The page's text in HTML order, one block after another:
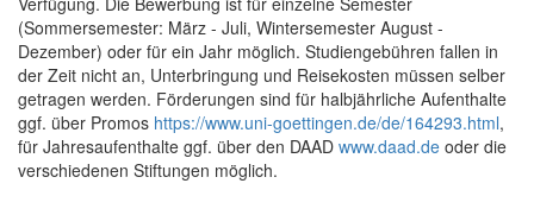
(Sommersemester: März - Juli, Wintersemester August -
Dezember) oder für ein Jahr möglich. Studiengebühren fallen in
der Zeit nicht an, Unterbringung und Reisekosten müssen selber
getragen werden. Förderungen sind für halbjährliche Aufenthalte
ggf. über Promos https://www.uni-goettingen.de/de/164293.html,
für Jahresaufenthalte ggf. über den DAAD www.daad.de oder die
verschiedenen Stiftungen möglich.